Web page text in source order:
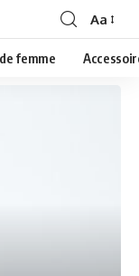
Aa
femme